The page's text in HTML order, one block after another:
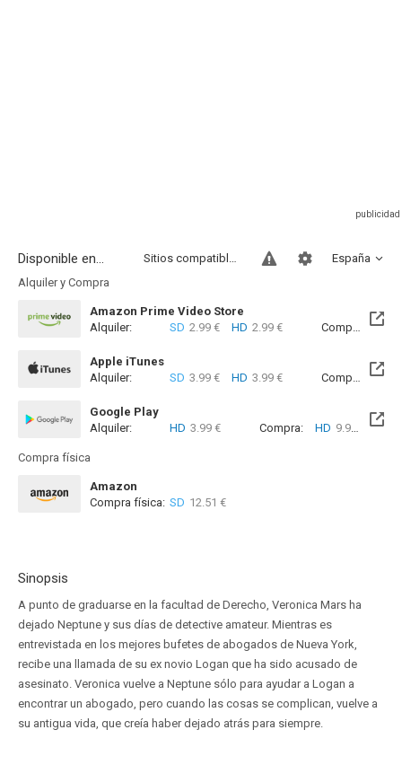
Disponible en... España
Sitios compatibles
Alquiler y Compra
Amazon Prime Video Store
Alquiler:
SD 2.99 € HD 2.99 € Compra: SD
Apple iTunes
Alquiler:
SD 3.99 € HD 3.99 € Compra: SD
Google Play
Alquiler:
HD 3.99 € Compra: HD 9.99 €
Compra física
Amazon
Compra física: SD 12.51 €
Sinopsis
A punto de graduarse en la facultad de Derecho, Veronica Mars ha
dejado Neptune y sus días de detective amateur. Mientras es
entrevistada en los mejores bufetes de abogados de Nueva York,
recibe una llamada de su ex novio Logan que ha sido acusado de
asesinato. Veronica vuelve a Neptune sólo para ayudar a Logan a
encontrar un abogado, pero cuando las cosas se complican, vuelve a
su antigua vida, que creía haber dejado atrás para siempre.